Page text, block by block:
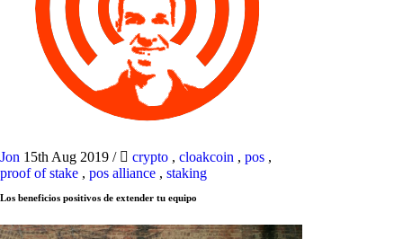
Jon 15th Aug 2019 / crypto , cloakcoin , pos ,
proof of stake , pos alliance , staking
Los beneficios positivos de extender tu equipo